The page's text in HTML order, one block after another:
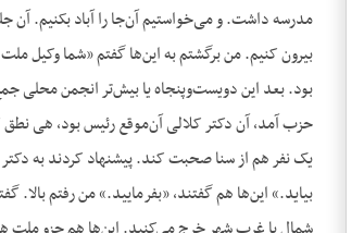
مدرسه داشت. و می‌خواستیم آن‌جا را آباد بکنیم. آن
بیرون کنیم. من برگشتم به این‌ها گفتم «شما وکیل
بود. بعد این دویست‌وپنجاه یا بیش‌تر انجمن محلی
حزب آمد، آن دکتر کلالی آن‌موقع رئیس بود، هی
یک نفر هم از سنا صحبت کند. پیشنهاد کردند به
بیاید.» این‌ها هم گفتند، «بفرمایید.» من رفتم